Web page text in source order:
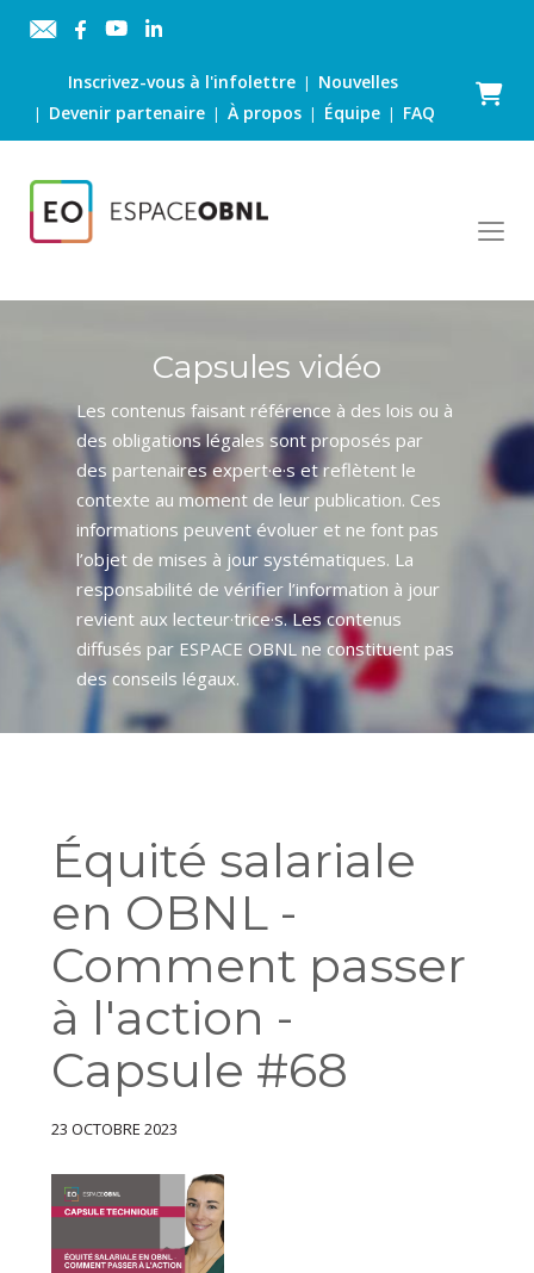
Inscrivez-vous à l'infolettre| Nouvelles
| Devenir partenaire |À propos | Équipe | FAQ
Panier
Capsules vidéo
Les contenus faisant référence à des lois ou à
des obligations légales sont proposés par
des partenaires expert·e·s et reflètent le
contexte au moment de leur publication. Ces
informations peuvent évoluer et ne font pas
l’objet de mises à jour systématiques. La
responsabilité de vérifier l’information à jour
revient aux lecteur·trice·s. Les contenus
diffusés par ESPACE OBNL ne constituent pas
des conseils légaux.
Équité salariale
en OBNL -
Comment passer
à l'action -
Capsule #68
23 OCTOBRE 2023